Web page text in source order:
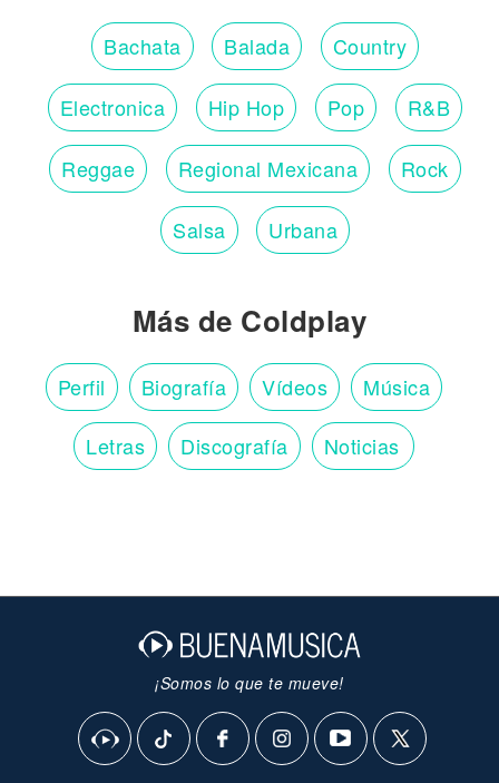
Bachata Balada Country
Electronica Hip Hop Pop R&B
Reggae Regional Mexicana Rock
Salsa Urbana
Más de Coldplay
Perfil Biografía Vídeos Música
Letras Discografía Noticias
¡Somos lo que te mueve!